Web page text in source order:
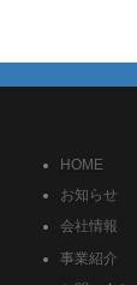
HOME
お知らせ
会社情報
事業紹介